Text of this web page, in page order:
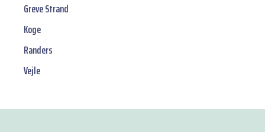
Greve Strand
Koge
Randers
Vejle